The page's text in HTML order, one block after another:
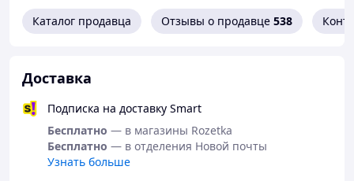
ДОСТАВКА - Новая почта, Укр почта.
НАЛОЖЕННЫЙ ПЛАТЕЖ
с предоплатой 200 грн.
Каталог продавца Отзывы о продавце 538
Доставка
Подписка на доставку Smart
Бесплатно — в магазины Rozetka
Бесплатно — в отделения Новой почты
Узнать больше